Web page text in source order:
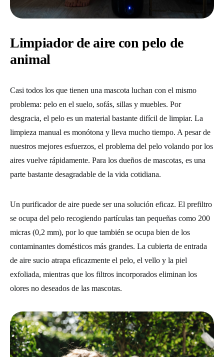
Limpiador de aire con pelo de
animal
Casi todos los que tienen una mascota luchan con el mismo
problema: pelo en el suelo, sofás, sillas y muebles. Por
desgracia, el pelo es un material bastante difícil de limpiar. La
limpieza manual es monótona y lleva mucho tiempo. A pesar de
nuestros mejores esfuerzos, el problema del pelo volando por los
aires vuelve rápidamente. Para los dueños de mascotas, es una
parte bastante desagradable de la vida cotidiana.
Un purificador de aire puede ser una solución eficaz. El prefiltro
se ocupa del pelo recogiendo partículas tan pequeñas como 200
micras (0,2 mm), por lo que también se ocupa bien de los
contaminantes domésticos más grandes. La cubierta de entrada
de aire sucio atrapa eficazmente el pelo, el vello y la piel
exfoliada, mientras que los filtros incorporados eliminan los
olores no deseados de las mascotas.